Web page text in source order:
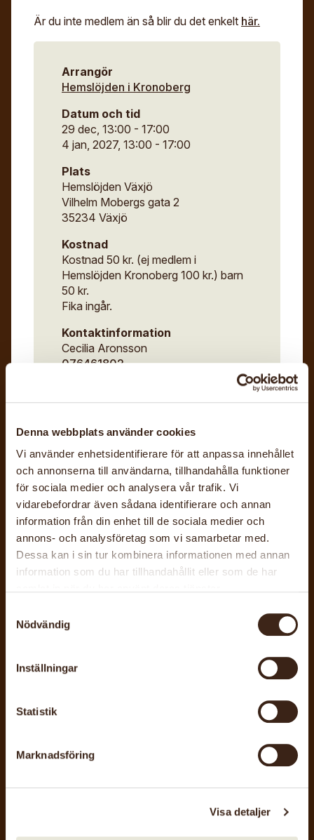
Denna webbplats använder cookies
Vi använder enhetsidentifierare för att anpassa innehållet
och annonserna till användarna, tillhandahålla funktioner
för sociala medier och analysera vår trafik. Vi
vidarebefordrar även sådana identifierare och annan
information från din enhet till de sociala medier och
annons- och analysföretag som vi samarbetar med.
Dessa kan i sin tur kombinera informationen med annan
information som du har tillhandahållit eller som de har
Nödvändig
Inställningar
Statistik
Marknadsföring
Visa detaljer
Är du inte medlem än så blir du det enkelt här.
Arrangör
Hemslöjden i Kronoberg
Datum och tid
29 dec, 13:00 - 17:00
4 jan, 2027, 13:00 - 17:00
Plats
Hemslöjden Växjö
Vilhelm Mobergs gata 2
35234 Växjö
Kostnad
Kostnad 50 kr. (ej medlem i
Hemslöjden Kronoberg 100 kr.) barn
50 kr.
Fika ingår.
Kontaktinformation
Cecilia Aronsson
076461802
Workshop Övrigt
Senast uppdaterad: 19 juli 2026
AKTIVITETER
Stenhuset Workshop – Nåltovning
Surahammars konst- och hantverksgille